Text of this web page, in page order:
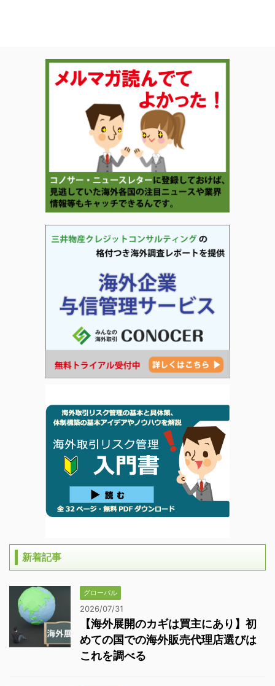
新着記事
グローバル
2026/07/31
【海外展開のカギは買主にあり】初
めての国での海外販売代理店選びは
これを調べる